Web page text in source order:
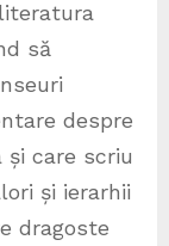
să
despre
și care scriu
și ierarhii
dragoste